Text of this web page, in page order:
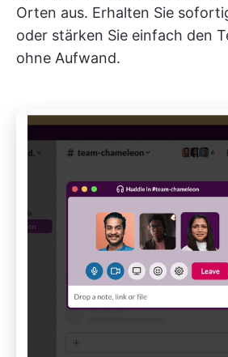
Orten aus. Erhalten Sie
oder stärken Sie einfach den
ohne Aufwand.